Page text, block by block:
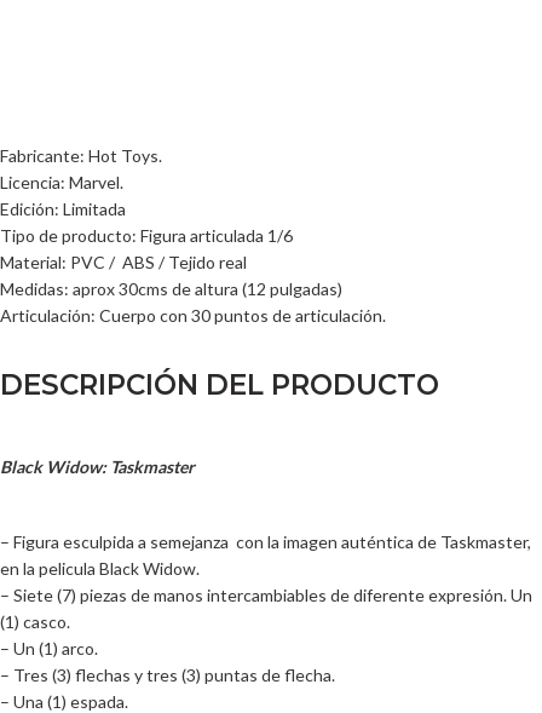
Fabricante: Hot Toys.
Licencia: Marvel.
Edición: Limitada
Tipo de producto: Figura articulada 1/6
Material: PVC / ABS / Tejido real
Medidas: aprox 30cms de altura (12 pulgadas)
Articulación: Cuerpo con 30 puntos de articulación.
DESCRIPCIÓN DEL PRODUCTO
Black Widow: Taskmaster
– Figura esculpida a semejanza con la imagen auténtica de Taskmaster,
en la pelicula Black Widow.
– Siete (7) piezas de manos intercambiables de diferente expresión. Un
(1) casco.
– Un (1) arco.
– Tres (3) flechas y tres (3) puntas de flecha.
– Una (1) espada.